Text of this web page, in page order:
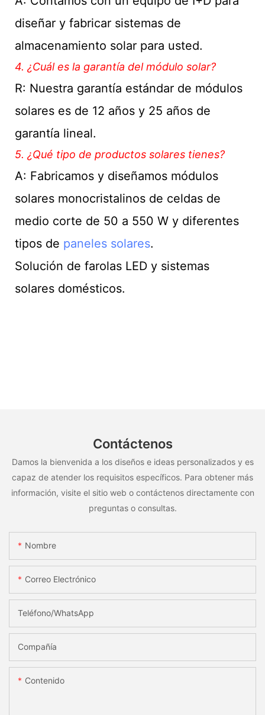
diseñar y fabricar sistemas de
almacenamiento solar para usted.
4. ¿Cuál es la garantía del módulo solar?
R: Nuestra garantía estándar de módulos
solares es de 12 años y 25 años de
garantía lineal.
5. ¿Qué tipo de productos solares tienes?
A: Fabricamos y diseñamos módulos
solares monocristalinos de celdas de
medio corte de 50 a 550 W y diferentes
tipos de paneles solares.
Solución de farolas LED y sistemas
solares domésticos.
Contáctenos
Damos la bienvenida a los diseños e ideas personalizados y es
capaz de atender los requisitos específicos. Para obtener más
información, visite el sitio web o contáctenos directamente con
preguntas o consultas.
Nombre
Correo Electrónico
Teléfono/WhatsApp
Compañía
Contenido